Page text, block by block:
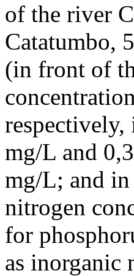
of the river
Catatumbo,
(in front of
mg/L and
mg/L; and
nitrogen
for
as inorganic